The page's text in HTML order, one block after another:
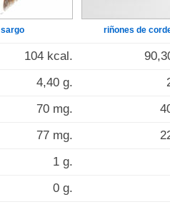
sargo riñones de
104 kcal.
4,40 g.
70 mg.
77 mg.
1 g.
0 g.